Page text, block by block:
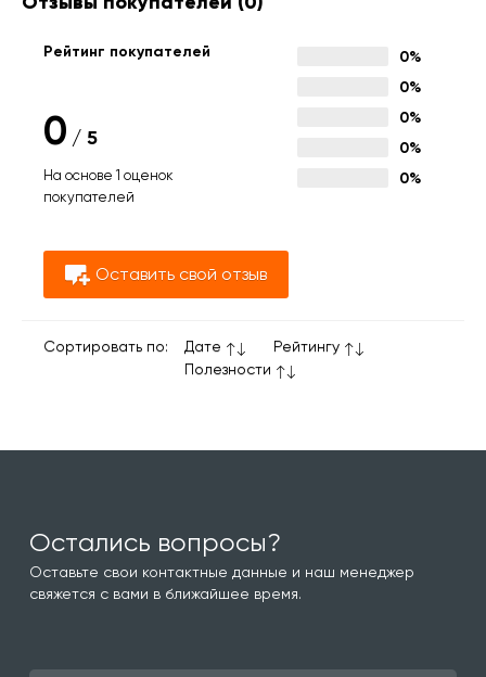
Рейтинг покупателей
0 / 5
На основе 1 оценок
покупателей
0%
0%
0%
0%
0%
Оставить свой отзыв
Сортировать по: Дате
Рейтингу
Полезности
Остались вопросы?
Оставьте свои контактные данные и наш менеджер
свяжется с вами в ближайшее время.